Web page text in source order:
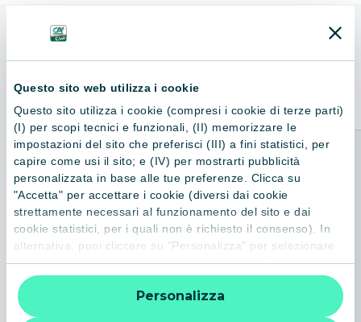
Questo sito web utilizza i cookie
Questo sito utilizza i cookie (compresi i cookie di terze parti)
(I) per scopi tecnici e funzionali, (II) memorizzare le
impostazioni del sito che preferisci (III) a fini statistici, per
capire come usi il sito; e (IV) per mostrarti pubblicità
personalizzata in base alle tue preferenze. Clicca su
"Accetta" per accettare i cookie (diversi dai cookie
strettamente necessari al funzionamento del sito e dai
cookie statistici, per i quali non è richiesto il consenso). In
alternativa, puoi cliccare su "Personalizza" per selezionare
le categorie di cookie che desideri accettare. Cliccando sulla
“X” le impostazioni predefinite vengono lasciate invariate e
quindi la navigazione può continuare senza cookie o altri
strumenti di tracciamento diversi da quelli tecnici. Per
Personalizza
Consigliati per te